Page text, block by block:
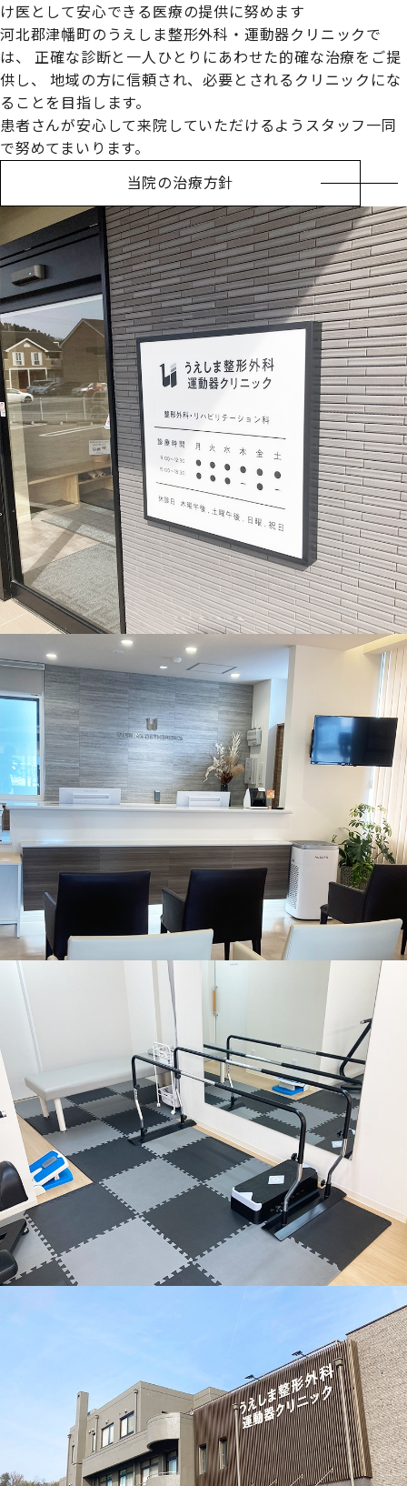
け医として安心できる医療の提供に努めます
河北郡津幡町のうえしま整形外科・運動器クリニックで
は、
正確な診断と一人ひとりにあわせた的確な治療をご提
供し、
地域の方に信頼され、必要とされるクリニックにな
ることを目指します。
患者さんが安心して来院していただけるようスタッフ一同
で努めてまいります。
当院の治療方針